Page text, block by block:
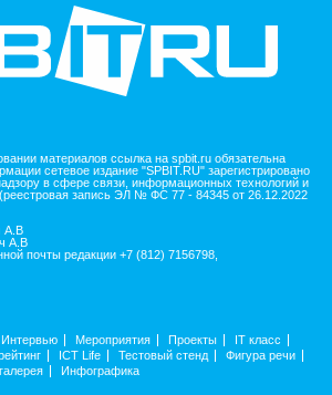
материалов ссылка на spbit.ru обязательна
сетевое издание "SPBIT.RU" зарегистрировано
в сфере связи, информационных технологий и
запись ЭЛ № ФС 77 - 84345 от 26.12.2022
А.В
А.В
почты редакции +7 (812) 7156798,
Интервью Мероприятия Проекты
IT класс
ICT Life Тестовый стенд
Фигура речи
Инфографика